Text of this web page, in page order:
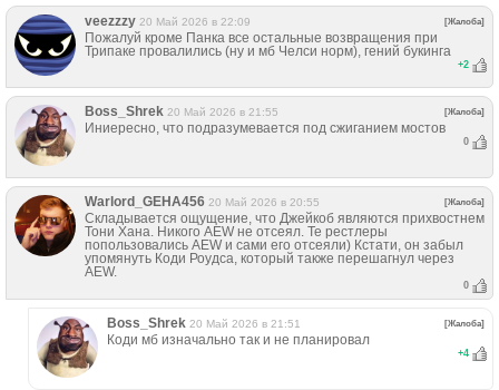
veezzzy 20 Май 2026 в 22:09 [Жалоба]
Пожалуй кроме Панка все остальные возвращения при
Трипаке провалились (ну и мб Челси норм), гений букинга
+2
Boss_Shrek 20 Май 2026 в 21:55 [Жалоба]
Иниересно, что подразумевается под сжиганием мостов
0
Warlord_GEHA456 20 Май 2026 в 20:55 [Жалоба]
Складывается ощущение, что Джейкоб являются прихвостнем
Тони Хана. Никого AEW не отсеял. Те рестлеры
попользовались AEW и сами его отсеяли) Кстати, он забыл
упомянуть Коди Роудса, который также перешагнул через
AEW.
0
Boss_Shrek 20 Май 2026 в 21:51 [Жалоба]
Коди мб изначально так и не планировал
+4